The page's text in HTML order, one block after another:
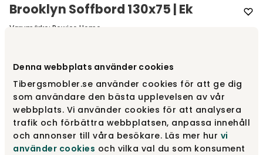
Denna webbplats använder cookies
Tibergsmobler.se använder cookies för att ge dig
som användare den bästa upplevelsen av vår
webbplats. Vi använder cookies för att analysera
trafik och förbättra webbplatsen, anpassa innehåll
och annonser till våra besökare. Läs mer hur vi
använder cookies och vilka val du som konsument
Brooklyn Soffbord 130x75 | Ek
Varumärke: Rowico Home
Välj färg
Ek
Mörkbrun ek 6 995 kr